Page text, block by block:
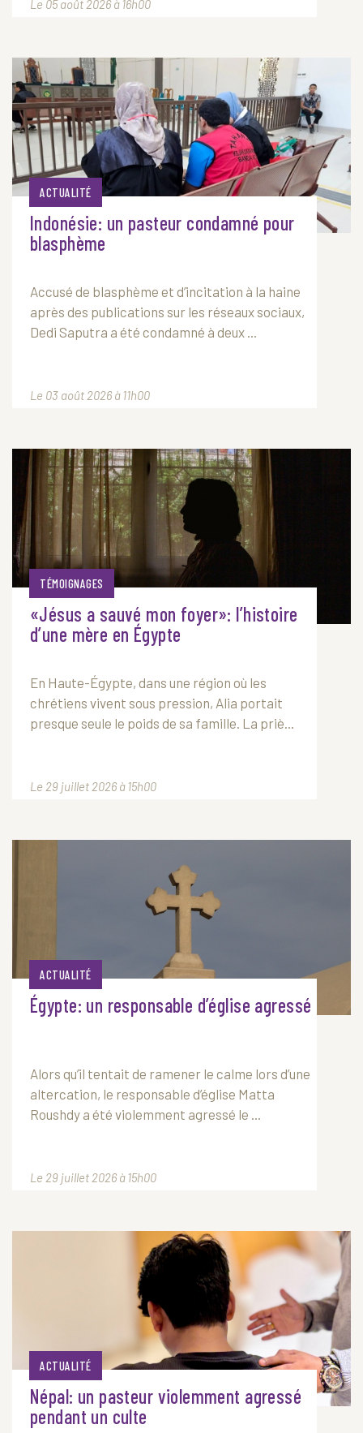
Le 05 août 2026 à 16h00
ACTUALITÉ
Indonésie: un pasteur condamné pour
blasphème
Accusé de blasphème et d’incitation à la haine
après des publications sur les réseaux sociaux,
Dedi Saputra a été condamné à deux ...
Le 03 août 2026 à 11h00
TÉMOIGNAGES
«Jésus a sauvé mon foyer»: l’histoire
d’une mère en Égypte
En Haute-Égypte, dans une région où les
chrétiens vivent sous pression, Alia portait
presque seule le poids de sa famille. La priè...
Le 29 juillet 2026 à 15h00
ACTUALITÉ
Égypte: un responsable d’église agressé
Alors qu’il tentait de ramener le calme lors d’une
altercation, le responsable d’église Matta
Roushdy a été violemment agressé le ...
Le 29 juillet 2026 à 15h00
ACTUALITÉ
Népal: un pasteur violemment agressé
pendant un culte